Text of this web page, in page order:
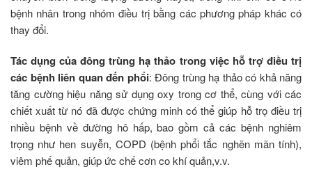
bệnh nhân trong nhóm điều trị bằng các phương pháp khác có
thay đổi.
Tác dụng của đông trùng hạ thảo trong việc hỗ trợ điều trị
các bệnh liên quan đến phổi: Đông trùng hạ thảo có khả năng
tăng cường hiệu năng sử dụng oxy trong cơ thể, cùng với các
chiết xuất từ nó đã được chứng minh có thể giúp hỗ trọ điều trị
nhiều bệnh về đường hô hấp, bao gồm cả các bệnh nghiêm
trọng như hen suyễn, COPD (bệnh phổi tắc nghẽn mãn tính),
viêm phế quản, giúp ức chế cơn co khí quản,v.v.